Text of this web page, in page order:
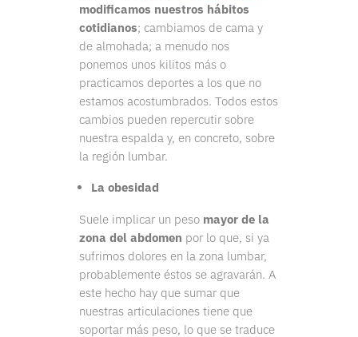
modificamos nuestros hábitos
cotidianos; cambiamos de cama y
de almohada; a menudo nos
ponemos unos kilitos más o
practicamos deportes a los que no
estamos acostumbrados. Todos estos
cambios pueden repercutir sobre
nuestra espalda y, en concreto, sobre
la región lumbar.
La obesidad
Suele implicar un peso mayor de la
zona del abdomen por lo que, si ya
sufrimos dolores en la zona lumbar,
probablemente éstos se agravarán. A
este hecho hay que sumar que
nuestras articulaciones tiene que
soportar más peso, lo que se traduce